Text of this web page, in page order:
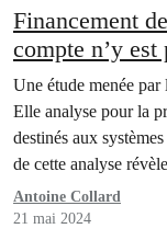
Financement
compte n’y est
Une étude menée
Elle analyse pour la
destinés aux
de cette analyse
Antoine Collard
21 mai 2024